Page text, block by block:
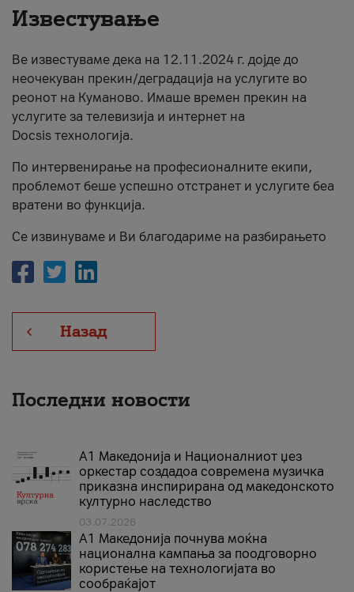
Надополни кредит
Плати сметка
За нас
#ПодобарОнлајн
Известување
Ве известуваме дека на 12.11.2024 г. дојде до
неочекуван прекин/деградација на услугите во
реонот на Куманово. Имаше времен прекин на
услугите за телевизија и интернет на
Docsis технологија.
По интервенирање на професионалните екипи,
проблемот беше успешно отстранет и услугите беа
вратени во функција.
Се извинуваме и Ви благодариме на разбирањето
Назад
Последни новости
А1 Македонија и Националниот џез
оркестар создадоа современа музичка
приказна инспирирана од македонското
културно наследство
03.07.2026
A1 Македонија почнува моќна
национална кампања за поодговорно
користење на технологијата во
сообраќајот